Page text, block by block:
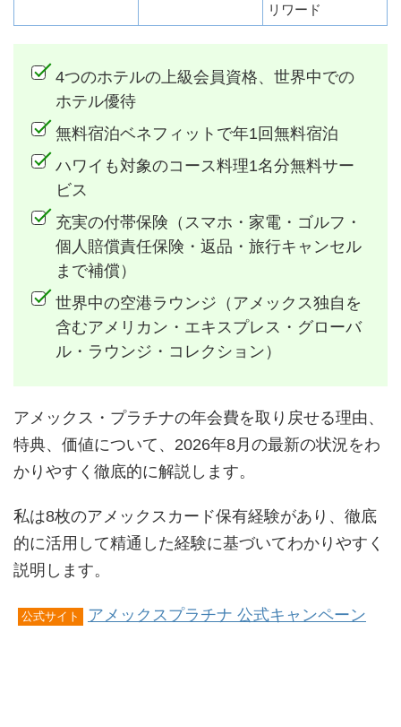
リワード
4つのホテルの上級会員資格、世界中での
ホテル優待
無料宿泊ベネフィットで年1回無料宿泊
ハワイも対象のコース料理1名分無料サー
ビス
充実の付帯保険（スマホ・家電・ゴルフ・
個人賠償責任保険・返品・旅行キャンセル
まで補償）
世界中の空港ラウンジ（アメックス独自を
含むアメリカン・エキスプレス・グローバ
ル・ラウンジ・コレクション）
アメックス・プラチナの年会費を取り戻せる理由、
特典、価値について、2026年8月の最新の状況をわ
かりやすく徹底的に解説します。
私は8枚のアメックスカード保有経験があり、徹底
的に活用して精通した経験に基づいてわかりやすく
説明します。
公式サイト アメックスプラチナ 公式キャンペーン